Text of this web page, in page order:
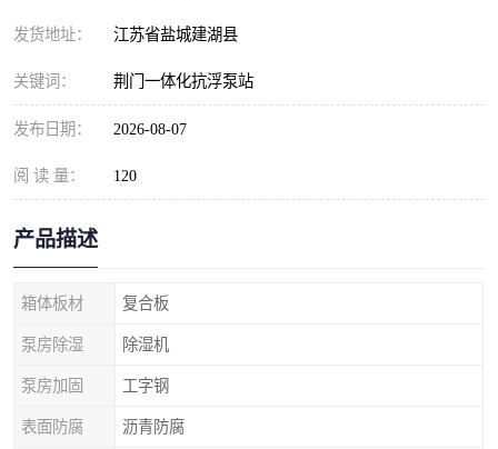
发货地址： 江苏省盐城建湖县
关键词： 荆门一体化抗浮泵站
发布日期： 2026-08-07
阅 读 量： 120
产品描述
箱体板材 复合板
泵房除湿 除湿机
泵房加固 工字钢
表面防腐 沥青防腐